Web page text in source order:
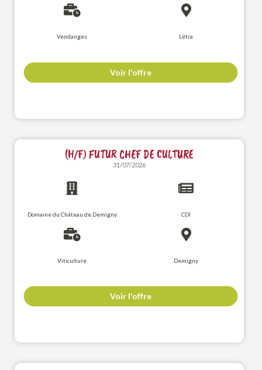
Vendanges Létra
Voir l'offre
(H/F) FUTUR CHEF DE CULTURE
31/07/2026
Domaine du Château de Demigny CDI
Viticulture Demigny
Voir l'offre